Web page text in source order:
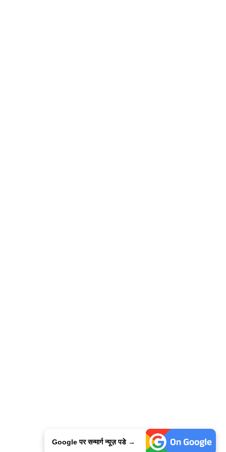
Google पर सन्मार्ग न्यूज़ पडे →